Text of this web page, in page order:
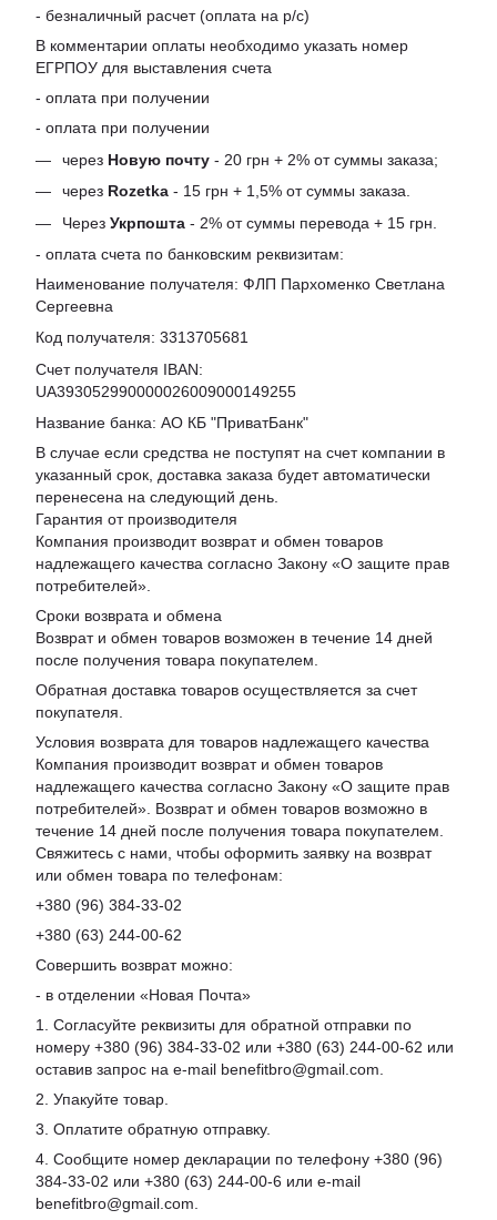
- безналичный расчет (оплата на р/с)
В комментарии оплаты необходимо указать номер
ЕГРПОУ для выставления счета
- оплата при получении
- оплата при получении
через Новую почту - 20 грн + 2% от суммы заказа;
через Rozetka - 15 грн + 1,5% от суммы заказа.
Через Укрпошта - 2% от суммы перевода + 15 грн.
- оплата счета по банковским реквизитам:
Наименование получателя: ФЛП Пархоменко Светлана
Сергеевна
Код получателя: 3313705681
Счет получателя IBAN:
UA393052990000026009000149255
Название банка: АО КБ "ПриватБанк"
В случае если средства не поступят на счет компании в
указанный срок, доставка заказа будет автоматически
перенесена на следующий день.
Гарантия от производителя
Компания производит возврат и обмен товаров
надлежащего качества согласно Закону «О защите прав
потребителей».
Сроки возврата и обмена
Возврат и обмен товаров возможен в течение 14 дней
после получения товара покупателем.
Обратная доставка товаров осуществляется за счет
покупателя.
Условия возврата для товаров надлежащего качества
Компания производит возврат и обмен товаров
надлежащего качества согласно Закону «О защите прав
потребителей». Возврат и обмен товаров возможно в
течение 14 дней после получения товара покупателем.
Свяжитесь с нами, чтобы оформить заявку на возврат
или обмен товара по телефонам:
+380 (96) 384-33-02
+380 (63) 244-00-62
Совершить возврат можно:
- в отделении «Новая Почта»
1. Согласуйте реквизиты для обратной отправки по
номеру +380 (96) 384-33-02 или +380 (63) 244-00-62 или
оставив запрос на e-mail benefitbro@gmail.com.
2. Упакуйте товар.
3. Оплатите обратную отправку.
4. Сообщите номер декларации по телефону +380 (96)
384-33-02 или +380 (63) 244-00-6 или e-mail
benefitbro@gmail.com.